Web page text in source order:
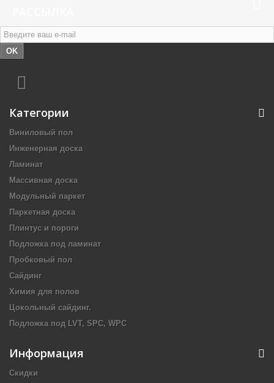
OK
Категории
Виниловый пол
Инженерная доска
Ламинат
Массивная доска
Модульный паркет
Паркетная доска
Плинтус и пороги
Подложка под ламинат
Пробковый пол
Сайдинг
Химия для полов
Цокольный сайдинг.
Подложка под LVT, SPC, WPC
Информация
Скидки